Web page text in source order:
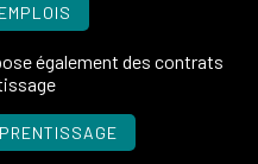
également des contrats